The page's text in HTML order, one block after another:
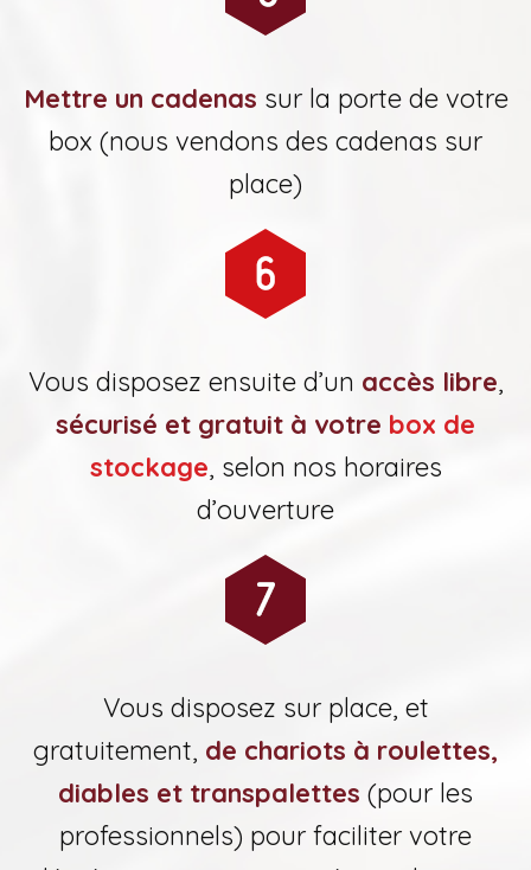
Mettre un cadenas sur la porte de votre
box (nous vendons des cadenas sur
place)
Vous disposez ensuite d’un accès libre,
sécurisé et gratuit à votre box de
stockage, selon nos horaires
d’ouverture
Vous disposez sur place, et
gratuitement, de chariots à roulettes,
diables et transpalettes (pour les
professionnels) pour faciliter votre